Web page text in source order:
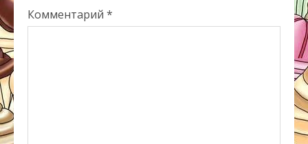
Комментарий *